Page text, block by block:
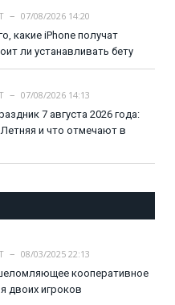
07/08/2026 14:20
какие iPhone получат
ли устанавливать бету
07/08/2026 14:13
7 августа 2026 года:
и что отмечают в
08/03/2025 22:13
кооперативное
двоих игроков